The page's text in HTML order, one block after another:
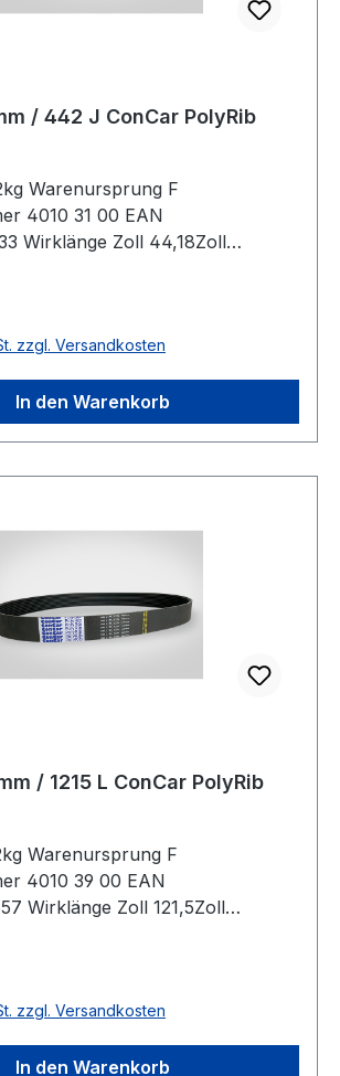
/ 442 J ConCar PolyRib
Warenursprung F
4010 31 00 EAN
Wirklänge Zoll 44,18Zoll
Norm DIN 7867 Material
Polyester Rippenabstand
zzgl. Versandkosten
In den Warenkorb
/ 1215 L ConCar PolyRib
Warenursprung F
4010 39 00 EAN
Wirklänge Zoll 121,5Zoll
Neoprene Zugstrang
4,7mm Höhe 7,0mm
zzgl. Versandkosten
In den Warenkorb